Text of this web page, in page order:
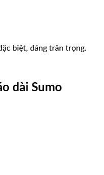
biệt, đáng trân trọng.
dài Sumo